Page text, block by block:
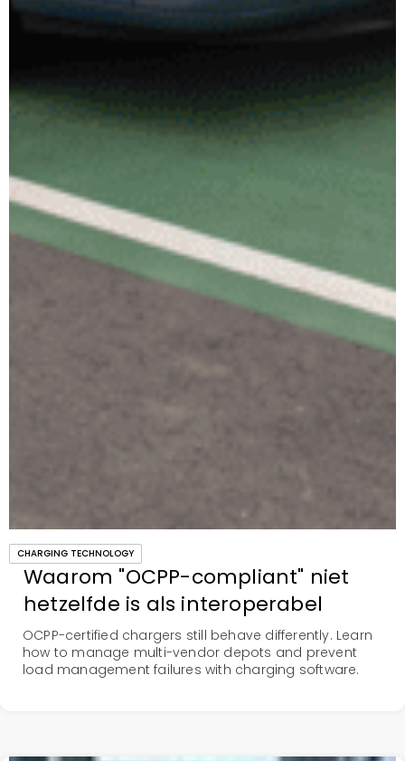
CHARGING TECHNOLOGY
Waarom "OCPP-compliant" niet
hetzelfde is als interoperabel
OCPP-certified chargers still behave differently. Learn
how to manage multi-vendor depots and prevent
load management failures with charging software.